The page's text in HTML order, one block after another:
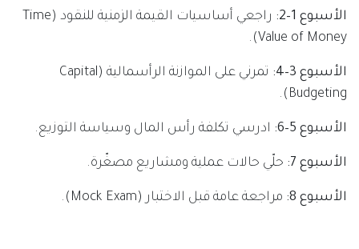
الأسبوع 1–2:
راجعي أساسيات القيمة الزمنية للنقود (Time
Value of Money).
الأسبوع 3–4:
تمرني على الموازنة الرأسمالية (Capital
Budgeting).
الأسبوع 5–6: ادرسي تكلفة رأس المال وسياسة التوزيع.
الأسبوع 7: حلّي حالات عملية ومشاريع مصغّرة.
الأسبوع 8: مراجعة عامة قبل الاختبار (Mock Exam).